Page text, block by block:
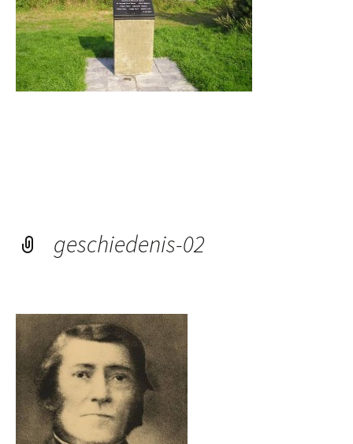
geschiedenis-02